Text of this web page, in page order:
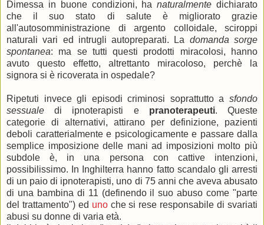
Dimessa in buone condizioni, hanaturalmentedichiarato
che il suo stato di salute è migliorato grazie
all'autosomministrazione di argento colloidale, sciroppi
naturali vari ed intrugli autopreparati. La domanda sorge
spontanea: ma se tutti questi prodotti miracolosi, hanno
avuto questo effetto, altrettanto miracoloso, perchè la
signora si è ricoverata in ospedale?
Ripetuti invece gli episodi criminosi soprattutto a sfondo
sessuale di ipnoterapisti e pranoterapeuti. Queste
categorie di alternativi, attirano per definizione, pazienti
deboli caratterialmente e psicologicamente e passare dalla
semplice imposizione delle mani ad imposizioni molto più
subdole è, in una persona con cattive intenzioni,
possibilissimo. In Inghilterra hanno fatto scandalo gli arresti
di un paio di ipnoterapisti, uno di 75 anni che aveva abusato
di una bambina di 11 (definendo il suo abuso come "parte
del trattamento") ed unoche si rese responsabile di svariati
abusi su donne di varia età.